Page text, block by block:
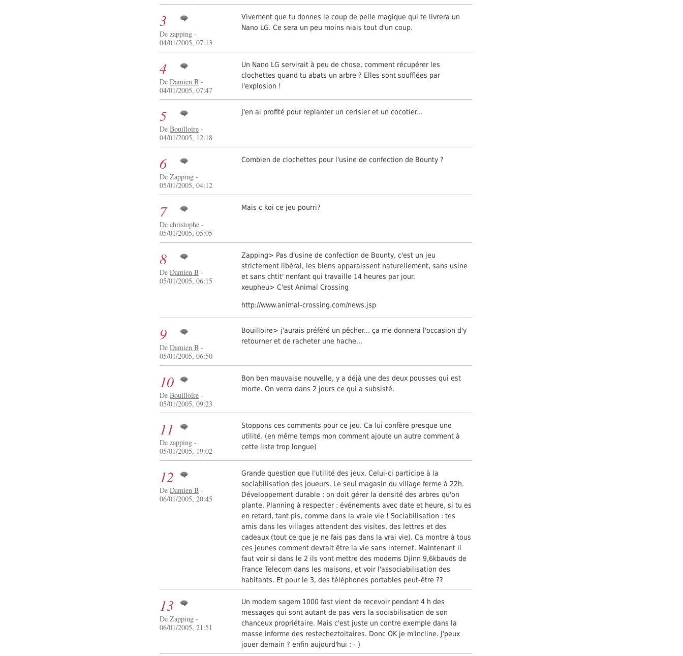
3
De zapping -
04/01/2005, 07:13
Vivement que tu donnes le coup de pelle magique qui te livrera un
Nano LG. Ce sera un peu moins niais tout d'un coup.
4
DeDamien B -
04/01/2005, 07:47
Un Nano LG servirait à peu de chose, comment récupérer les
clochettes quand tu abats un arbre ? Elles sont soufflées par
l'explosion !
5
DeBouilloire -
04/01/2005, 12:18
J'en ai profité pour replanter un cerisier et un cocotier...
6
De Zapping -
05/01/2005, 04:12
Combien de clochettes pour l'usine de confection de Bounty ?
7
De christophe -
05/01/2005, 05:05
Mais c koi ce jeu pourri?
8
DeDamien B -
05/01/2005, 06:15
Zapping> Pas d'usine de confection de Bounty, c'est un jeu
strictement libéral, les biens apparaissent naturellement, sans usine
et sans chtit' nenfant qui travaille 14 heures par jour.
xeupheu> C'est Animal Crossing
http://www.animal-crossing.com/news.jsp
9
DeDamien B -
05/01/2005, 06:50
Bouilloire> j'aurais préféré un pêcher... ça me donnera l'occasion d'y
retourner et de racheter une hache...
10
DeBouilloire -
05/01/2005, 09:23
Bon ben mauvaise nouvelle, y a déjà une des deux pousses qui est
morte. On verra dans 2 jours ce qui a subsisté.
11
De zapping -
05/01/2005, 19:02
Stoppons ces comments pour ce jeu. Ca lui confère presque une
utilité. (en même temps mon comment ajoute un autre comment à
cette liste trop longue)
12
DeDamien B -
06/01/2005, 20:45
Grande question que l'utilité des jeux. Celui-ci participe à la
sociabilisation des joueurs. Le seul magasin du village ferme à 22h.
Développement durable : on doit gérer la densité des arbres qu'on
plante. Planning à respecter : événements avec date et heure, si tu es
en retard, tant pis, comme dans la vraie vie ! Sociabilisation : tes
amis dans les villages attendent des visites, des lettres et des
cadeaux (tout ce que je ne fais pas dans la vrai vie). Ca montre à tous
ces jeunes comment devrait être la vie sans internet. Maintenant il
faut voir si dans le 2 ils vont mettre des modems Djinn 9,6kbauds de
France Telecom dans les maisons, et voir l'associabilisation des
habitants. Et pour le 3, des téléphones portables peut-être ??
13
De Zapping -
06/01/2005, 21:51
Un modem sagem 1000 fast vient de recevoir pendant 4 h des
messages qui sont autant de pas vers la sociabilisation de son
chanceux propriétaire. Mais c'est juste un contre exemple dans la
masse informe des restecheztoitaires. Donc OK je m'incline. J'peux
jouer demain ? enfin aujourd'hui : - )